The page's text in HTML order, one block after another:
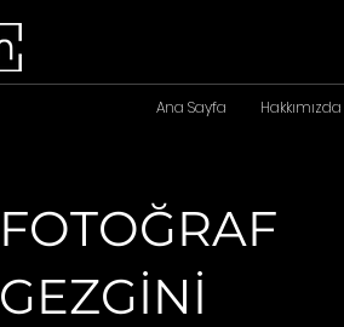
Ana Sayfa Hakkımızda
FOTOĞRAF
GEZGİNİ